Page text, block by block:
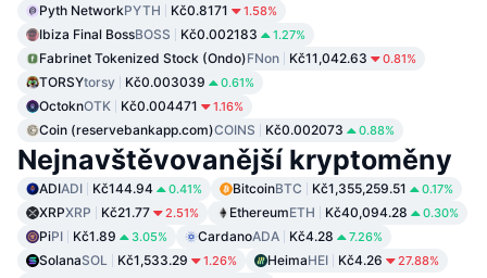
Pyth NetworkPYTH Kč0.8171 1.58%
Ibiza Final BossBOSS Kč0.002183 1.27%
Fabrinet Tokenized Stock (Ondo)FNon Kč11,042.63 0.81%
TORSYtorsy Kč0.003039 0.61%
OctoknOTK Kč0.004471 1.16%
Coin (reservebankapp.com)COINS Kč0.002073 0.88%
Nejnavštěvovanější kryptoměny
ADIADI Kč144.94 0.41% BitcoinBTC Kč1,355,259.51 0.17%
XRPXRP Kč21.77 2.51% EthereumETH Kč40,094.28 0.30%
PiPI Kč1.89 3.05% CardanoADA Kč4.28 7.26%
SolanaSOL Kč1,533.29 1.26% HeimaHEI Kč4.26 27.88%